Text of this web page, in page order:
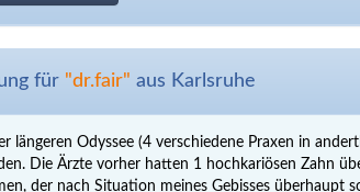
für "dr.fair" aus Karlsruhe
längeren Odyssee (4 verschiedene Praxen in
Die Ärzte vorher hatten 1 hochkariösen Zahn
der nach Situation meines Gebisses